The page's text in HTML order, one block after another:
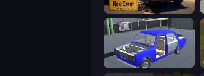
RealDerby - Crash Day
Taz Mechanic Simulator